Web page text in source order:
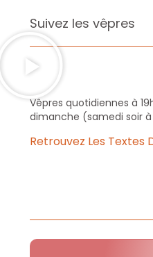
Suivez les vêpres
Vêpres quotidiennes à
dimanche (samedi soir
Retrouvez Les Textes